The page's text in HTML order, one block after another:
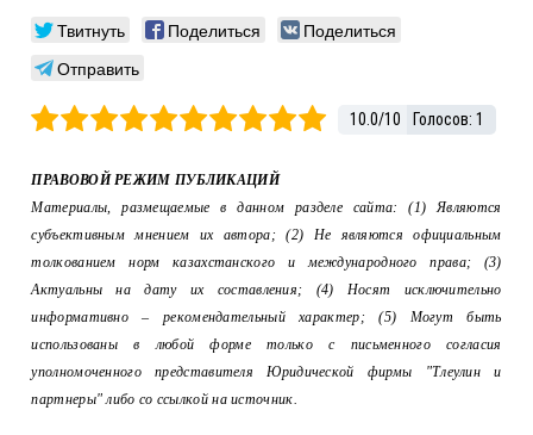
Твитнуть Поделиться
Поделиться
Отправить
10.0/10 Голосов:1
ПРАВОВОЙ РЕЖИМ ПУБЛИКАЦИЙ
Материалы, размещаемые в данном разделе сайта: (1) Являются
субъективным мнением их автора; (2) Не являются официальным
толкованием норм казахстанского и международного права; (3)
Актуальны на дату их составления; (4) Носят исключительно
информативно – рекомендательный характер; (5) Могут быть
использованы в любой форме только с письменного согласия
уполномоченного представителя Юридической фирмы "Тлеулин и
партнеры" либо со ссылкой на источник.